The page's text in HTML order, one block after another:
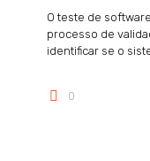
O teste de
processo de
identificar se o
0